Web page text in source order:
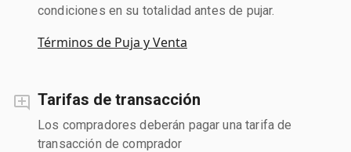
condiciones en su totalidad antes de pujar.
Términos de Puja y Venta
Tarifas de transacción
Los compradores deberán pagar una tarifa de
transacción de comprador